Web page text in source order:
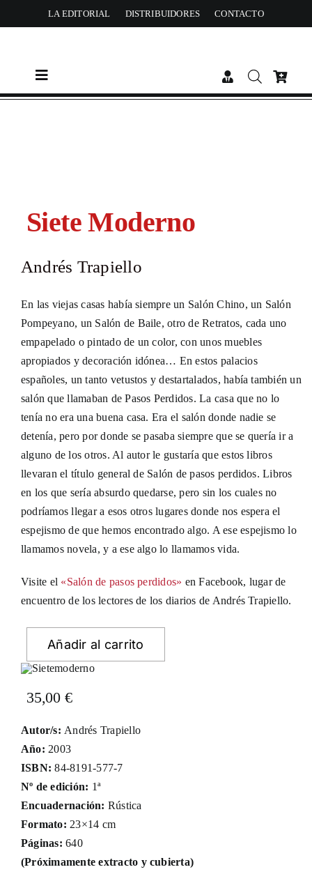
to
LA EDITORIAL DISTRIBUIDORES CONTACTO
Toggle
Navigation
35,00 €
Autor/s: Andrés Trapiello
Año: 2003
ISBN:84-8191-577-7
Nº de edición: 1ª
Encuadernación: Rústica
Formato: 23×14 cm
Páginas:640
(Próximamente extracto y cubierta)
Siete Moderno
Andrés Trapiello
En las viejas casas había siempre un Salón Chino, un Salón
Pompeyano, un Salón de Baile, otro de Retratos, cada uno
empapelado o pintado de un color, con unos muebles
apropiados y decoración idónea… En estos palacios
españoles, un tanto vetustos y destartalados, había también un
salón que llamaban de Pasos Perdidos. La casa que no lo
tenía no era una buena casa. Era el salón donde nadie se
detenía, pero por donde se pasaba siempre que se quería ir a
alguno de los otros. Al autor le gustaría que estos libros
llevaran el título general de Salón de pasos perdidos. Libros
en los que sería absurdo quedarse, pero sin los cuales no
podríamos llegar a esos otros lugares donde nos espera el
espejismo de que hemos encontrado algo. A ese espejismo lo
llamamos novela, y a ese algo lo llamamos vida.
Visite el «Salón de pasos perdidos» en Facebook, lugar de
encuentro de los lectores de los diarios de Andrés Trapiello.
Añadir al carrito